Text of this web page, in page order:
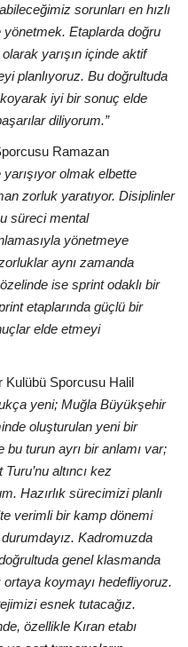
sorunları en hızlı
Etaplarda doğru
yarışın içinde aktif
planlıyoruz. Bu doğrultuda
iyi bir sonuç elde
diliyorum.”
Ramazan
olmak elbette
zorluk yaratıyor. Disiplinler
süreci mental
yönetmeye
aynı zamanda
ise sprint odaklı bir
etaplarında güçlü bir
elde etmeyi
Kulübü Sporcusu Halil
yeni; Muğla Büyükşehir
oluşturulan yeni bir
turun ayrı bir anlamı var;
altıncı kez
Hazırlık sürecimizi planlı
verimli bir kamp dönemi
Kadromuzda
genel klasmanda
koymayı hedefliyoruz.
esnek tutacağız.
özellikle Kıran etabı